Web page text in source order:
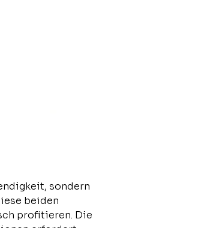
sondern
beiden
profitieren. Die